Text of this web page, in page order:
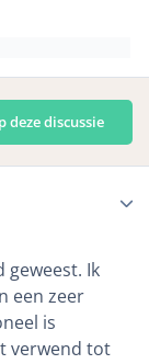
deze discussie
geweest. Ik
een zeer
is
verwend tot